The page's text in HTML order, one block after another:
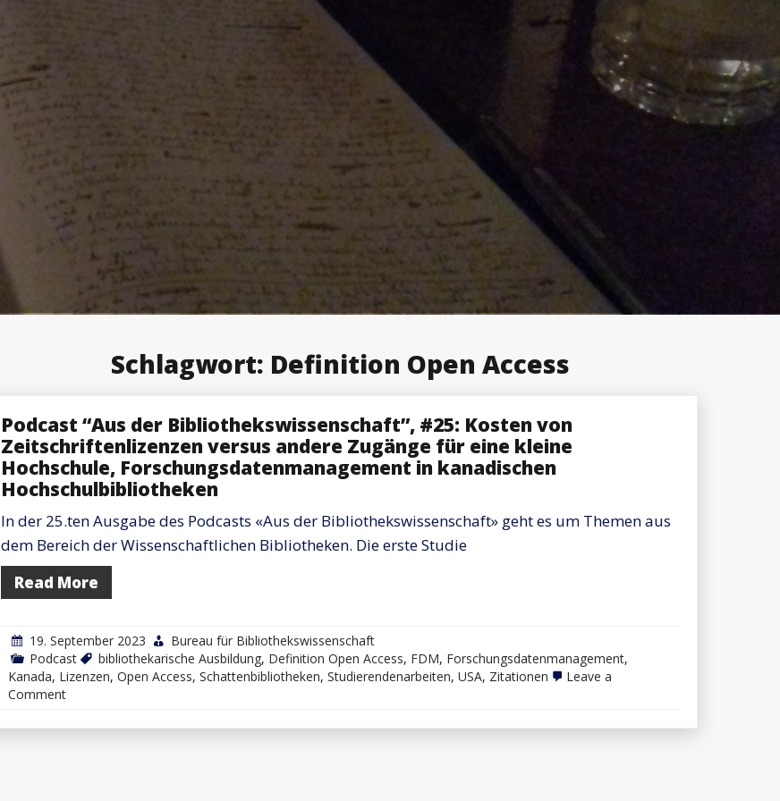
Schlagwort: Definition Open Access
Podcast “Aus der Bibliothekswissenschaft”, #25: Kosten von
Zeitschriftenlizenzen versus andere Zugänge für eine kleine
Hochschule, Forschungsdatenmanagement in kanadischen
Hochschulbibliotheken
In der 25.ten Ausgabe des Podcasts «Aus der Bibliothekswissenschaft» geht es um Themen aus
dem Bereich der Wissenschaftlichen Bibliotheken. Die erste Studie
Read More
19. September 2023
Bureau für Bibliothekswissenschaft
Podcast
bibliothekarische Ausbildung, Definition Open Access, FDM, Forschungsdatenmanagement,
Kanada, Lizenzen, Open Access, Schattenbibliotheken, Studierendenarbeiten, USA, Zitationen
Leave a
Commenton